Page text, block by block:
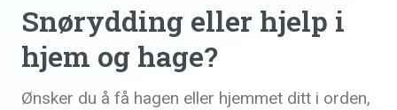
Snørydding eller hjelp i
hjem og hage?
Ønsker du å få hagen eller hjemmet ditt i orden,